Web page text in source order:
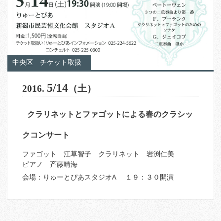
中央区 チケット取扱
2016. 5/14 （土）
クラリネットとファゴットによる春のクラシッ
クコンサート
ファゴット 江草智子 クラリネット 岩渕仁美
ピアノ 斉藤晴海
会場：りゅーとぴあスタジオA １９：３０開演